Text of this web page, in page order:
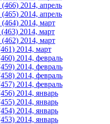
2014, апрель
2014, апрель
2014, март
2014, март
2014, март
2014, март
2014, февраль
2014, февраль
2014, февраль
2014, февраль
2014, январь
2014, январь
2014, январь
2014, январь